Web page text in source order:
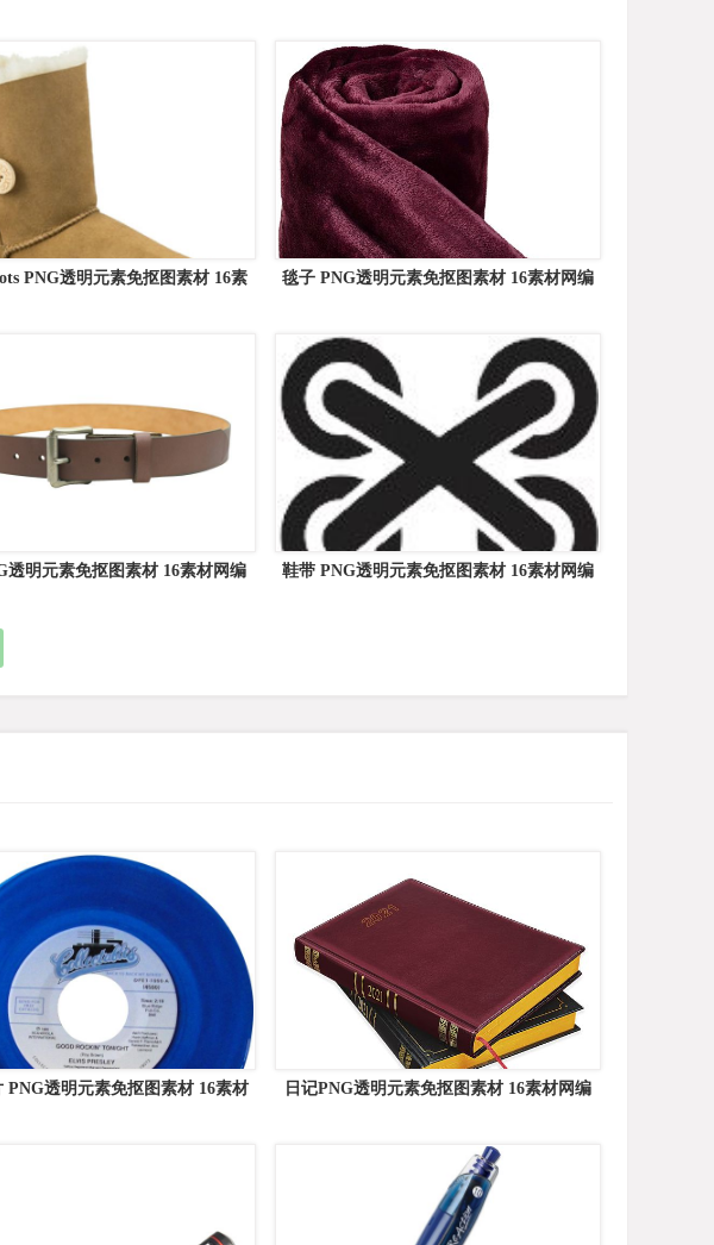
PNG透明元素免抠图素材 16素
毯子 PNG透明元素免抠图素材 16素材网编
透明元素免抠图素材 16素材网编
鞋带 PNG透明元素免抠图素材 16素材网编
PNG透明元素免抠图素材 16素材
日记PNG透明元素免抠图素材 16素材网编